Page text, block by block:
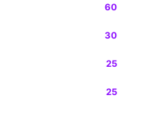
60
30
25
25